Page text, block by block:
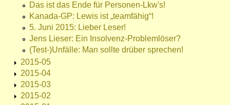
Das ist das Ende für Personen-Lkw's!
Kanada-GP: Lewis ist „teamfähig“!
5. Juni 2015: Lieber Leser!
Jens Lieser: Ein Insolvenz-Problemlöser?
(Test-)Unfälle: Man sollte drüber sprechen!
2015-05
2015-04
2015-03
2015-02